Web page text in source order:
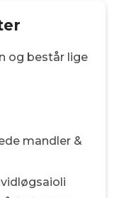
og består lige
mandler &